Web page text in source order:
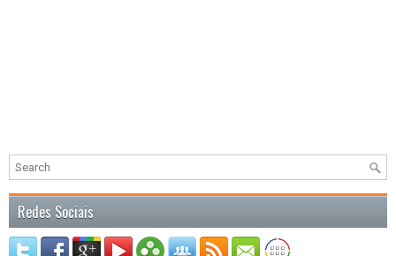
Redes Sociais